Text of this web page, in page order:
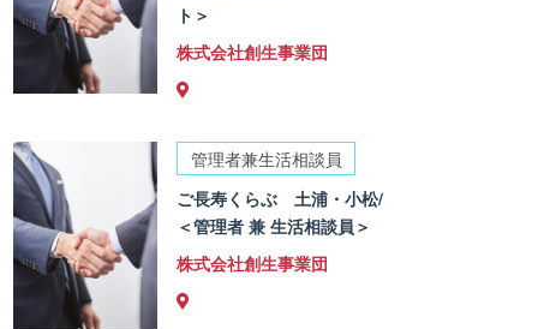
ト＞
株式会社創生事業団
管理者兼生活相談員
ご長寿くらぶ 土浦・小松/
＜管理者 兼 生活相談員＞
株式会社創生事業団